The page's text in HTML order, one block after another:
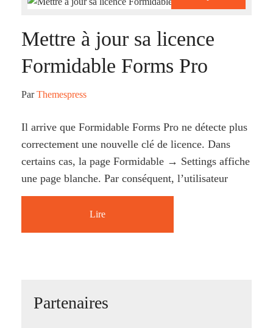
Mettre à jour sa licence
Formidable Forms Pro
Par Themespress
Il arrive que Formidable Forms Pro ne détecte plus
correctement une nouvelle clé de licence. Dans
certains cas, la page Formidable → Settings affiche
une page blanche. Par conséquent, l’utilisateur
Lire
Partenaires